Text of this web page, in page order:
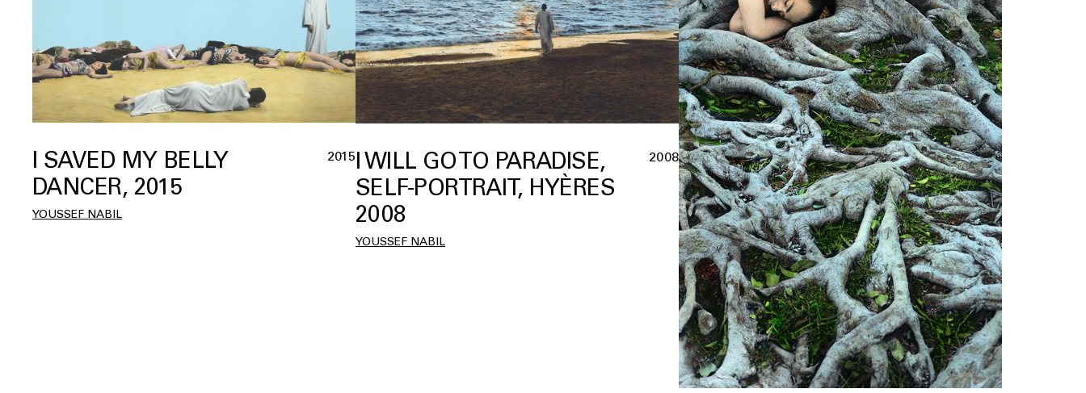
I SAVED MY BELLY
DANCER, 2015
2015
YOUSSEF NABIL
I WILL GO TO PARADISE,
SELF-PORTRAIT, HYÈRES
2008
2008
YOUSSEF NABIL